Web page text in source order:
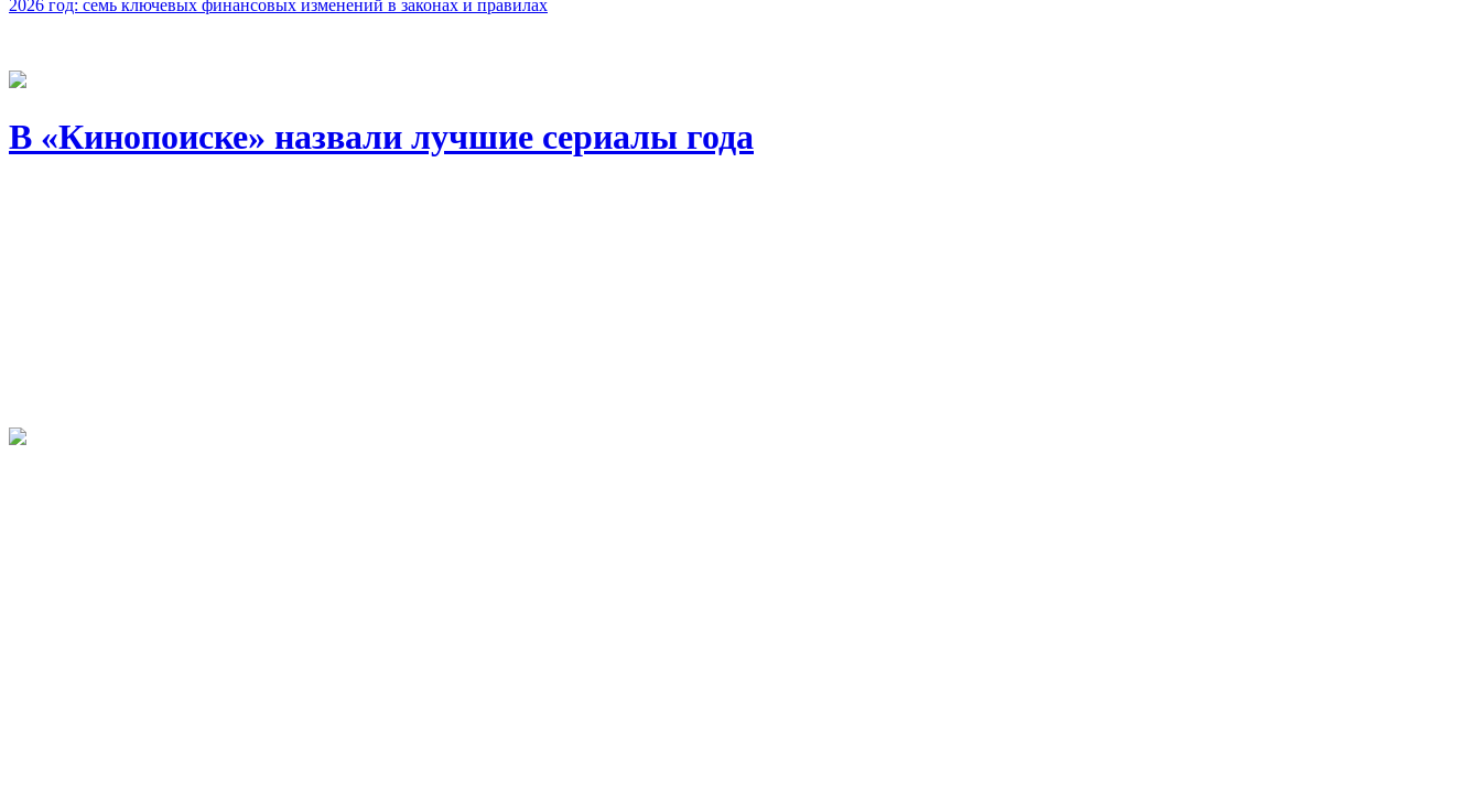
2026 год: семь ключевых финансовых изменений в законах и правилах
В «Кинопоиске» назвали лучшие сериалы года